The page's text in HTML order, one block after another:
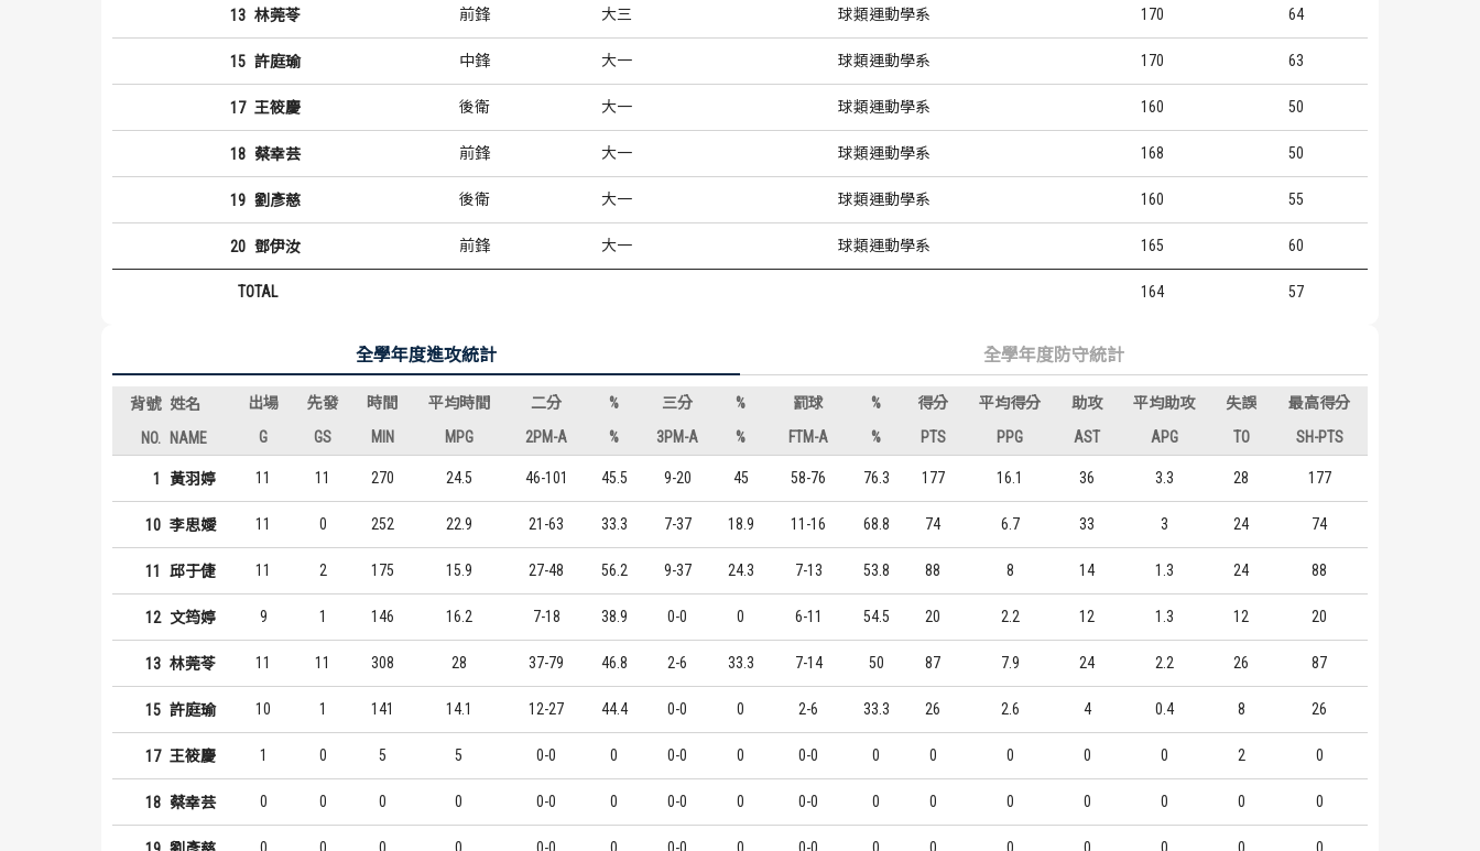
13 林莞苓 前鋒 大三 球類運動學系 170 64
15 許庭瑜 中鋒 大一 球類運動學系 170 63
17 王筱慶 後衛 大一 球類運動學系 160 50
18 蔡幸芸 前鋒 大一 球類運動學系 168 50
19 劉彥慈 後衛 大一 球類運動學系 160 55
20 鄧伊汝 前鋒 大一 球類運動學系 165 60
TOTAL 164 57
全學年度進攻統計 全學年度防守統計
背號 姓名 出場 先發 時間 平均時間 二分 % 三分 % 罰球 % 得分 平均得分 助攻 平均助攻 失誤 最高得分
NO. NAME G GS MIN MPG 2PM-A % 3PM-A % FTM-A % PTS PPG AST APG TO SH-PTS
1 黃羽婷 11 11 270 24.5 46-101 45.5 9-20 45 58-76 76.3 177 16.1 36 3.3 28 177
10 李思嬡 11 0 252 22.9 21-63 33.3 7-37 18.9 11-16 68.8 74 6.7 33 3 24 74
11 邱于倢 11 2 175 15.9 27-48 56.2 9-37 24.3 7-13 53.8 88 8 14 1.3 24 88
12 文筠婷 9 1 146 16.2 7-18 38.9 0-0 0 6-11 54.5 20 2.2 12 1.3 12 20
13 林莞苓 11 11 308 28 37-79 46.8 2-6 33.3 7-14 50 87 7.9 24 2.2 26 87
15 許庭瑜 10 1 141 14.1 12-27 44.4 0-0 0 2-6 33.3 26 2.6 4 0.4 8 26
17 王筱慶 1 0 5 5 0-0 0 0-0 0 0-0 0 0 0 0 0 2 0
18 蔡幸芸 0 0 0 0 0-0 0 0-0 0 0-0 0 0 0 0 0 0 0
0 0 0 0 0-0 0 0-0 0 0-0 0 0 0 0 0 0 0